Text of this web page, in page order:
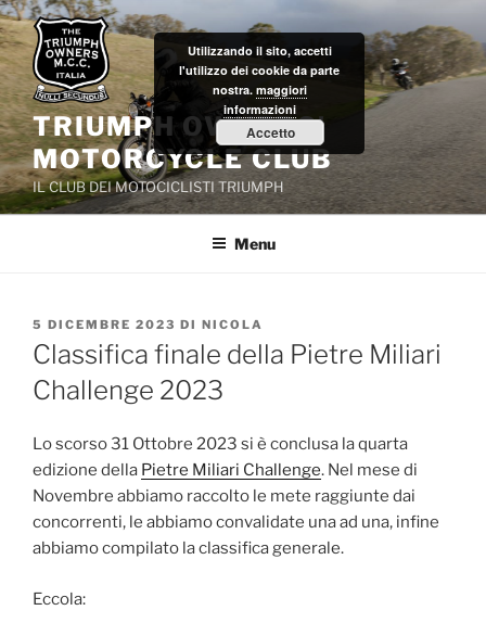
Salta
al
contenuto
TRIUMPH OWNERS'
MOTORCYCLE CLUB
IL CLUB DEI MOTOCICLISTI TRIUMPH
Menu
PUBBLICATO
IL
5 DICEMBRE 2023 DI NICOLA
Classifica finale della Pietre Miliari
Challenge 2023
Lo scorso 31 Ottobre 2023 si è conclusa la quarta
edizione della Pietre Miliari Challenge. Nel mese di
Novembre abbiamo raccolto le mete raggiunte dai
concorrenti, le abbiamo convalidate una ad una, infine
abbiamo compilato la classifica generale.
Eccola:
Utilizzando il sito, accetti
l'utilizzo dei cookie da parte
nostra. maggiori
informazioni
Accetto